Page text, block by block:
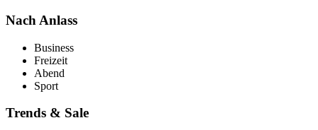
Nach Anlass
Business
Freizeit
Abend
Sport
Trends & Sale